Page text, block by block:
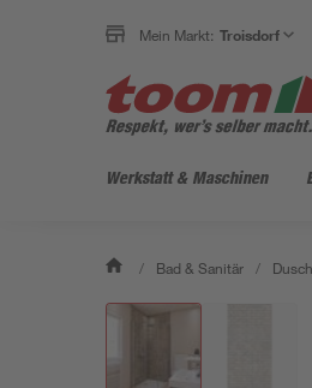
Mein Markt: Troisdorf
Werkstatt & Maschinen
/ Bad & Sanitär /